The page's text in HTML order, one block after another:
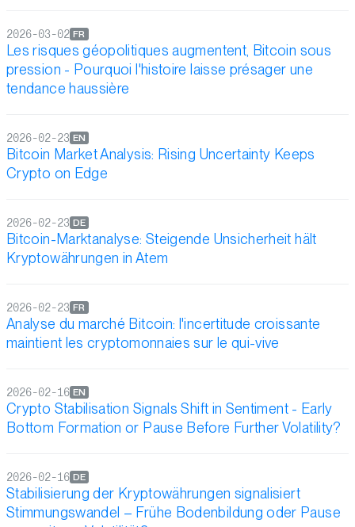
Les risques géopolitiques augmentent, Bitcoin sous
pression - Pourquoi l'histoire laisse présager une
tendance haussière
FR
2026-03-02
Bitcoin Market Analysis: Rising Uncertainty Keeps
Crypto on Edge
EN
2026-02-23
Bitcoin-Marktanalyse: Steigende Unsicherheit hält
Kryptowährungen in Atem
DE
2026-02-23
Analyse du marché Bitcoin: l'incertitude croissante
maintient les cryptomonnaies sur le qui-vive
FR
2026-02-23
Crypto Stabilisation Signals Shift in Sentiment - Early
Bottom Formation or Pause Before Further Volatility?
EN
2026-02-16
Stabilisierung der Kryptowährungen signalisiert
Stimmungswandel – Frühe Bodenbildung oder Pause
DE
2026-02-16